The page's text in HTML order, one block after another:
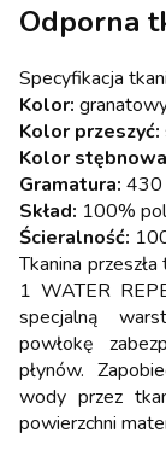
Odporna
Specyfikacja
Kolor:
Kolor przeszyć:
Kolor
Gramatura: 430
Skład: 100%
Ścieralność:
Tkanina
1 WATER
specjalną
powłokę
płynów.
wody przez
powierzchni